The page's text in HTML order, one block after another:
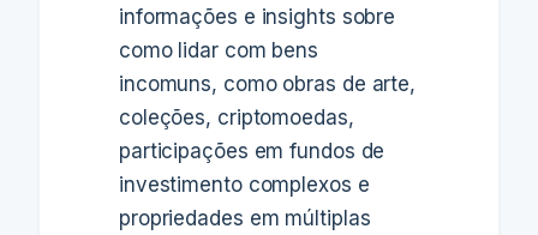
informações e insights sobre
como lidar com bens
incomuns, como obras de arte,
coleções, criptomoedas,
participações em fundos de
investimento complexos e
propriedades em múltiplas